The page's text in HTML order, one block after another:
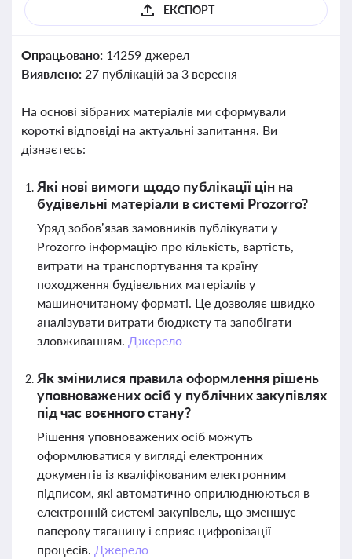
ЕКСПОРТ
Опрацьовано: 14259 джерел
Виявлено: 27 публікацій за 3 вересня
На основі зібраних матеріалів ми сформували
короткі відповіді на актуальні запитання. Ви
дізнаєтесь:
Які нові вимоги щодо публікації цін на
будівельні матеріали в системі Prozorro?
Уряд зобов’язав замовників публікувати у
Prozorro інформацію про кількість, вартість,
витрати на транспортування та країну
походження будівельних матеріалів у
машиночитаному форматі. Це дозволяє швидко
аналізувати витрати бюджету та запобігати
зловживанням. Джерело
Як змінилися правила оформлення рішень
уповноважених осіб у публічних закупівлях
під час воєнного стану?
Рішення уповноважених осіб можуть
оформлюватися у вигляді електронних
документів із кваліфікованим електронним
підписом, які автоматично оприлюднюються в
електронній системі закупівель, що зменшує
паперову тяганину і сприяє цифровізації
процесів. Джерело